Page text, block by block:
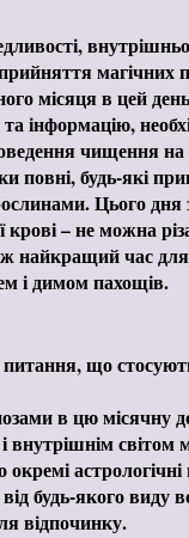
магічних
місяця в цей
інформацію,
чищення на
повні, будь-які
Цього дня
крові – не можна
найкращий час
і димом пахощів.
що
в цю місячну
внутрішнім
окремі
будь-якого
відпочинку.